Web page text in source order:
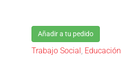
Añadir a tu pedido
Trabajo Social Educación